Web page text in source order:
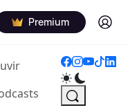
Premium Log in
(current)